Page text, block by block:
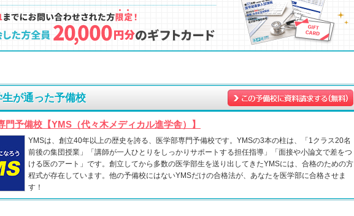
生が通った予備校
門予備校【YMS（代々木メディカル進学舎）】
YMSは、創立40年以上の歴史を誇る、医学部専門予備校です。YMSの3本の柱は、「1クラス20名
前後の集団授業」「講師が一人ひとりをしっかりサポートする担任指導」「面接や小論文で差をつ
ける医のアート」です。創立してから多数の医学部生を送り出してきたYMSには、合格のための方
程式が存在しています。他の予備校にはないYMSだけの合格法が、あなたを医学部に合格させま
す！